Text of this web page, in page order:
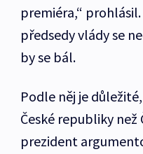
premiéra,“
předsedy vlády se
by se bál.
Podle něj je
České republiky než
prezident